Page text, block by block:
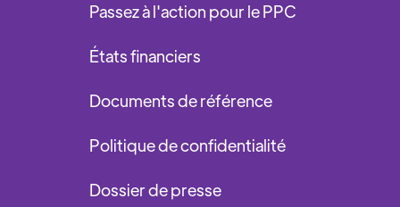
Passez à l'action pour le PPC
États financiers
Documents de référence
Politique de confidentialité
Dossier de presse